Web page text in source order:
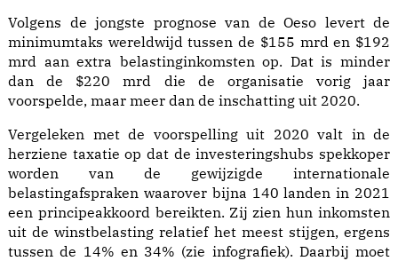
Volgens de jongste prognose van de Oeso levert de
minimumtaks wereldwijd tussen de $155 mrd en $192
mrd aan extra belastinginkomsten op. Dat is minder
dan de $220 mrd die de organisatie vorig jaar
voorspelde, maar meer dan de inschatting uit 2020.
Vergeleken met de voorspelling uit 2020 valt in de
herziene taxatie op dat de investeringshubs spekkoper
worden van de gewijzigde internationale
belastingafspraken waarover bijna 140 landen in 2021
een principeakkoord bereikten. Zij zien hun inkomsten
uit de winstbelasting relatief het meest stijgen, ergens
tussen de 14% en 34% (zie infografiek). Daarbij moet